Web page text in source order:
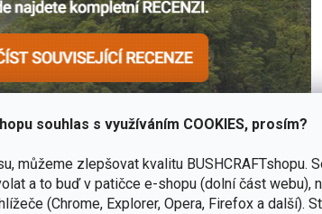
souhlas s využíváním COOKIES, prosím?
můžeme zlepšovat kvalitu BUSHCRAFTshopu.
a to buď v patičce e-shopu (dolní část webu),
(Chrome, Explorer, Opera, Firefox a další).